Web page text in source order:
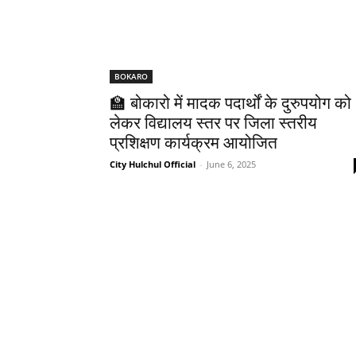
BOKARO
🏫 बोकारो में मादक पदार्थों के दुरुपयोग को
लेकर विद्यालय स्तर पर जिला स्तरीय
प्रशिक्षण कार्यक्रम आयोजित
City Hulchul Official - June 6, 2025